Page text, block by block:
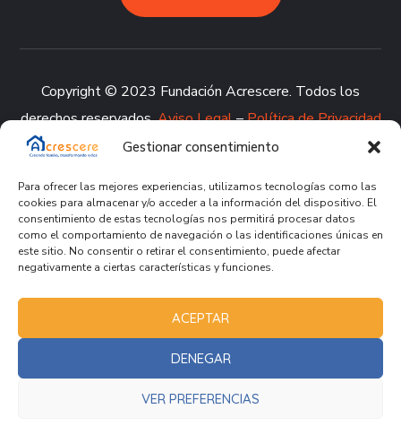
Gestionar consentimiento
Para ofrecer las mejores experiencias, utilizamos tecnologías como las
cookies para almacenar y/o acceder a la información del dispositivo. El
consentimiento de estas tecnologías nos permitirá procesar datos
como el comportamiento de navegación o las identificaciones únicas en
este sitio. No consentir o retirar el consentimiento, puede afectar
negativamente a ciertas características y funciones.
ACEPTAR
DENEGAR
VER PREFERENCIAS
Copyright © 2023 Fundación Acrescere. Todos los
derechos reservados.Aviso Legal–Política de Privacidad
–Política de Cookies–Política de Calidad